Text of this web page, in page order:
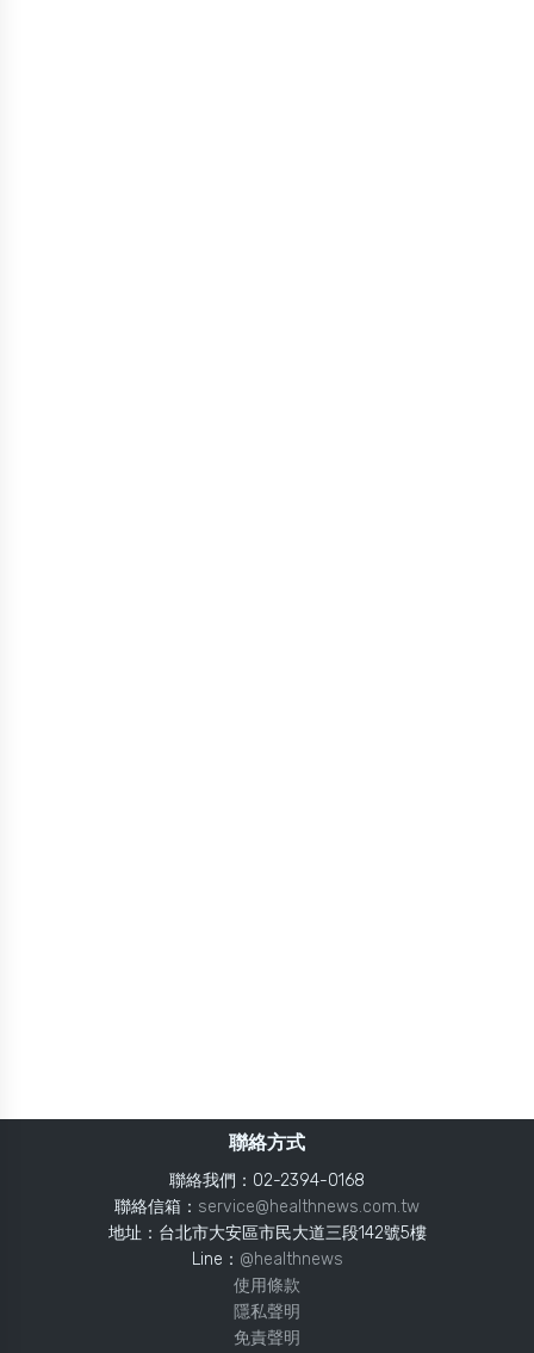
聯絡方式
聯絡我們：02-2394-0168
聯絡信箱： service@healthnews.com.tw
地址：台北市大安區市民大道三段142號5樓
Line： @healthnews
使用條款
隱私聲明
免責聲明